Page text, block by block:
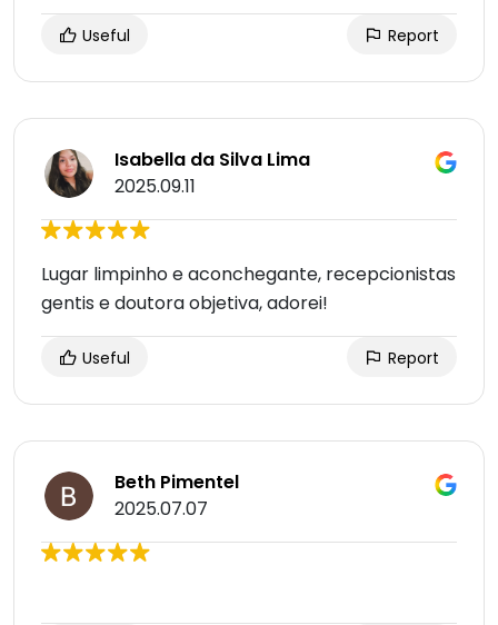
Useful Report
Isabella da Silva Lima
2025.09.11
Lugar limpinho e aconchegante, recepcionistas
gentis e doutora objetiva, adorei!
Useful Report
Beth Pimentel
2025.07.07